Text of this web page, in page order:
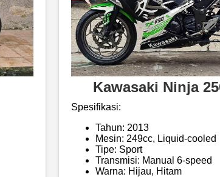
Kawasaki Ninja
Spesifikasi:
Tahun: 2013
Mesin: 249cc, Liquid-cooled
Tipe: Sport
Transmisi: Manual 6-speed
Warna: Hijau, Hitam